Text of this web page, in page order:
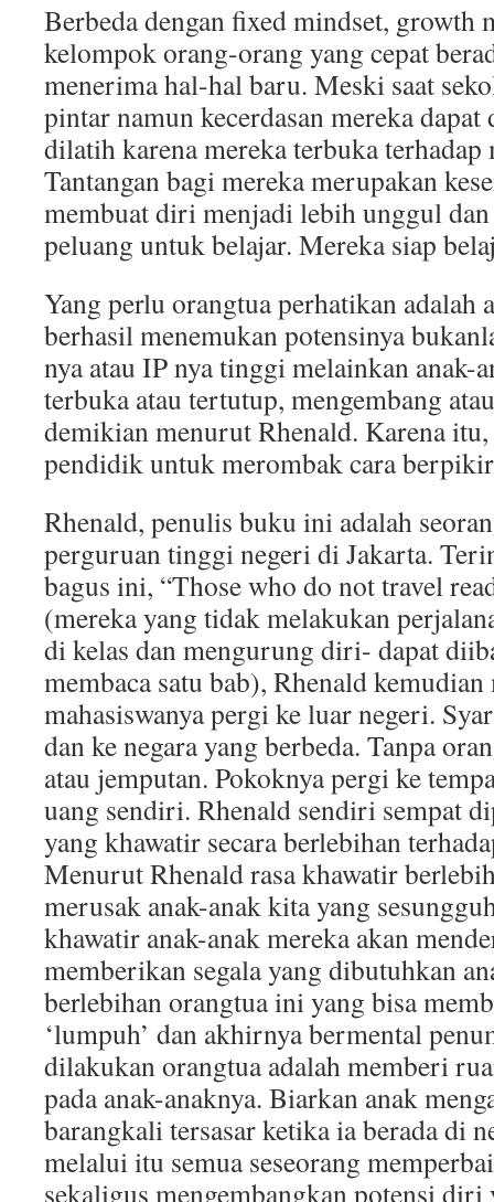
Berbeda dengan fixed mindset, growth
kelompok orang-orang yang cepat
menerima hal-hal baru. Meski saat
pintar namun kecerdasan mereka
dilatih karena mereka terbuka
Tantangan bagi mereka merupakan
membuat diri menjadi lebih unggul dan
peluang untuk belajar. Mereka siap
Yang perlu orangtua perhatikan adalah
berhasil menemukan potensinya
nya atau IP nya tinggi melainkan anak-
terbuka atau tertutup, mengembang
demikian menurut Rhenald. Karena
pendidik untuk merombak cara
Rhenald, penulis buku ini adalah
perguruan tinggi negeri di Jakarta.
bagus ini, “Those who do not travel
(mereka yang tidak melakukan
di kelas dan mengurung diri- dapat
membaca satu bab), Rhenald
mahasiswanya pergi ke luar negeri.
dan ke negara yang berbeda. Tanpa
atau jemputan. Pokoknya pergi ke
uang sendiri. Rhenald sendiri sempat
yang khawatir secara berlebihan
Menurut Rhenald rasa khawatir
merusak anak-anak kita yang
khawatir anak-anak mereka akan
memberikan segala yang dibutuhkan
berlebihan orangtua ini yang bisa
‘lumpuh’ dan akhirnya bermental
dilakukan orangtua adalah memberi
pada anak-anaknya. Biarkan anak
barangkali tersasar ketika ia berada di
melalui itu semua seseorang
sekaligus mengembangkan potensi